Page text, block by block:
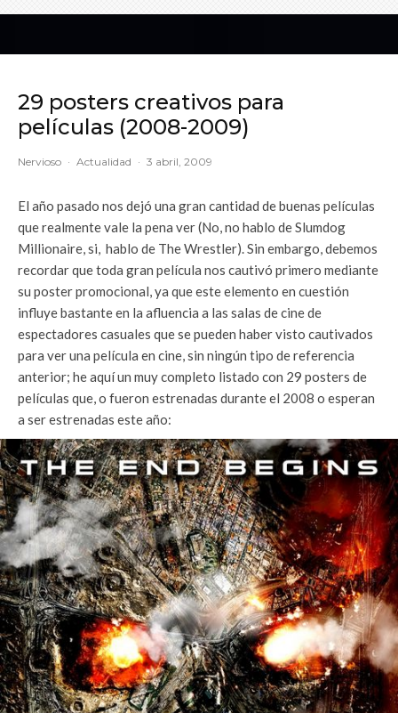
29 posters creativos para
películas (2008-2009)
Nervioso · Actualidad · 3 abril, 2009
El año pasado nos dejó una gran cantidad de buenas películas
que realmente vale la pena ver (No, no hablo de Slumdog
Millionaire, si, hablo de The Wrestler). Sin embargo, debemos
recordar que toda gran película nos cautivó primero mediante
su poster promocional, ya que este elemento en cuestión
influye bastante en la afluencia a las salas de cine de
espectadores casuales que se pueden haber visto cautivados
para ver una película en cine, sin ningún tipo de referencia
anterior; he aquí un muy completo listado con 29 posters de
películas que, o fueron estrenadas durante el 2008 o esperan
a ser estrenadas este año: